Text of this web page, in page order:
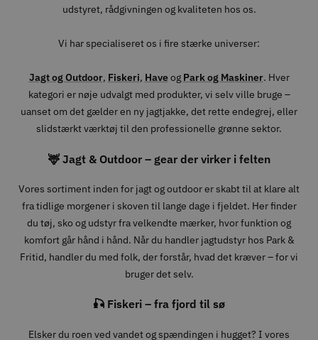
udstyret, rådgivningen og kvaliteten hos os.
Vi har specialiseret os i fire stærke universer:
Jagt og Outdoor, Fiskeri, Haveog Park og Maskiner. Hver
kategori er nøje udvalgt med produkter, vi selv ville bruge –
uanset om det gælder en ny jagtjakke, det rette endegrej, eller
slidstærkt værktøj til den professionelle grønne sektor.
🦌 Jagt & Outdoor – gear der virker i felten
Vores sortiment inden for jagt og outdoor er skabt til at klare alt
fra tidlige morgener i skoven til lange dage i fjeldet. Her finder
du tøj, sko og udstyr fra velkendte mærker, hvor funktion og
komfort går hånd i hånd. Når du handler jagtudstyr hos Park &
Fritid, handler du med folk, der forstår, hvad det kræver – for vi
bruger det selv.
🎣 Fiskeri – fra fjord til sø
Elsker du roen ved vandet og spændingen i hugget? I vores